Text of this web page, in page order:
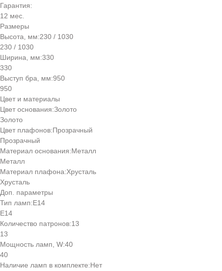
Гарантия:
12 мес.
Размеры
Высота, мм:230 / 1030
230 / 1030
Ширина, мм:330
330
Выступ бра, мм:950
950
Цвет и материалы
Цвет основания:Золото
Золото
Цвет плафонов:Прозрачный
Прозрачный
Материал основания:Металл
Металл
Материал плафона:Хрусталь
Хрусталь
Доп. параметры
Тип ламп:E14
E14
Количество патронов:13
13
Мощность ламп, W:40
40
Наличие ламп в комплекте:Нет